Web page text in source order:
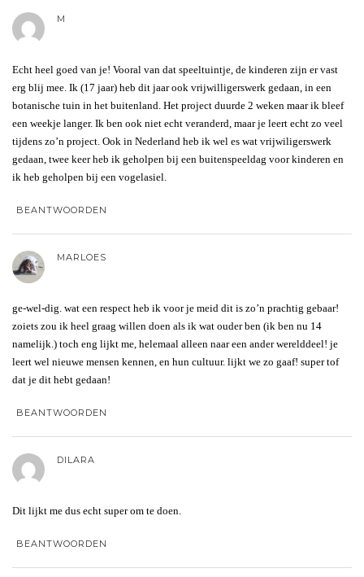
M
Echt heel goed van je! Vooral van dat speeltuintje, de kinderen zijn er vast
erg blij mee. Ik (17 jaar) heb dit jaar ook vrijwilligerswerk gedaan, in een
botanische tuin in het buitenland. Het project duurde 2 weken maar ik bleef
een weekje langer. Ik ben ook niet echt veranderd, maar je leert echt zo veel
tijdens zo’n project. Ook in Nederland heb ik wel es wat vrijwiligerswerk
gedaan, twee keer heb ik geholpen bij een buitenspeeldag voor kinderen en
ik heb geholpen bij een vogelasiel.
BEANTWOORDEN
MARLOES
ge-wel-dig. wat een respect heb ik voor je meid dit is zo’n prachtig gebaar!
zoiets zou ik heel graag willen doen als ik wat ouder ben (ik ben nu 14
namelijk.) toch eng lijkt me, helemaal alleen naar een ander werelddeel! je
leert wel nieuwe mensen kennen, en hun cultuur. lijkt we zo gaaf! super tof
dat je dit hebt gedaan!
BEANTWOORDEN
DILARA
Dit lijkt me dus echt super om te doen.
BEANTWOORDEN